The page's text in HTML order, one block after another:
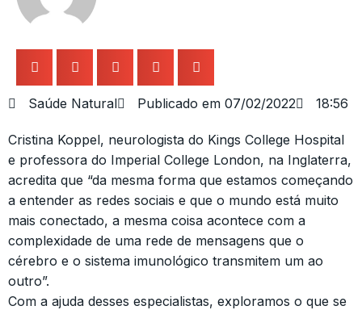
Saúde Natural Publicado em 07/02/2022 18:56
Cristina Koppel, neurologista do Kings College Hospital
e professora do Imperial College London, na Inglaterra,
acredita que “da mesma forma que estamos começando
a entender as redes sociais e que o mundo está muito
mais conectado, a mesma coisa acontece com a
complexidade de uma rede de mensagens que o
cérebro e o sistema imunológico transmitem um ao
outro”.
Com a ajuda desses especialistas, exploramos o que se